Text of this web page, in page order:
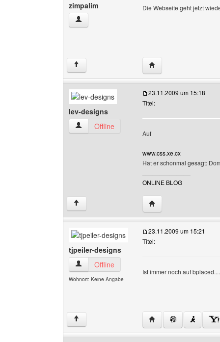
zimpalim
zimpalim Benutzer-Profile anzeigen
Die Webseite geht jetzt
↑ Website dieses
lev-designs
lev-designs Benutzer-Profile anzeigen
Offline
23.11.2009 um 15:18
Titel:
Auf
www.css.xe.cx
Hat er schonmal gesagt:
ONLINE BLOG
↑ Website dieses
tjpeiler-designs
tjpeiler-designs Benutzer-Profile anzeigen
Offline
Wohnort: Keine Angabe
23.11.2009 um 15:21
Titel:
Ist immer noch auf bplaced....
↑ Website dieses